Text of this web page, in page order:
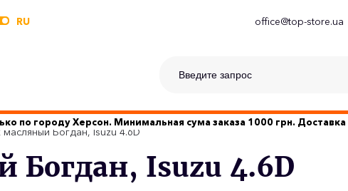
RU office@top-store.ua
по городу Херсон. Минимальная сума заказа 1000 грн. Доставка
Богдан, Isuzu 4.6D
Богдан, Isuzu 4.6D